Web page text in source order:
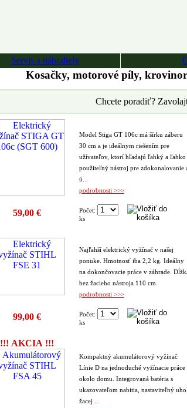
Servis a náhr.diely
Kosačky, motorové píly,
Chcete poradiť?
Model Stiga GT 106c má šírku záberu
30 cm a je ideálnym riešením pre
užívateľov, ktorí hľadajú ľahký a ľahko
použiteľný nástroj pre zdokonalovanie
ú...
podrobnosti >>>
59,00 €
Počet:
ks
Najľahší elektrický vyžínač v našej
ponuke. Hmotnosť iba 2,2 kg. Ideálny
na dokončovacie práce v záhrade.
bez žacieho nástroja 110 cm.
podrobnosti >>>
99,00 €
Počet:
ks
!!! AKCIA !!!
Kompaktný akumulátorový vyžínač
Línie D na jednoduché vyžínacie práce
okolo domu. Integrovaná batéria s
ukazovateľom nabitia, nastaviteľný uhol
žacej ...